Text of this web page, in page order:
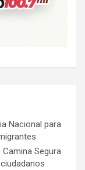
Nacional para
Segura